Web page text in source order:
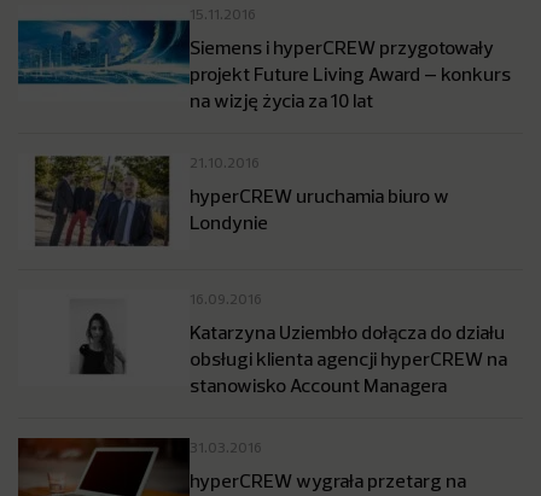
15.11.2016
Siemens i hyperCREW przygotowały
projekt Future Living Award – konkurs
na wizję życia za 10 lat
21.10.2016
hyperCREW uruchamia biuro w
Londynie
16.09.2016
Katarzyna Uziembło dołącza do działu
obsługi klienta agencji hyperCREW na
stanowisko Account Managera
31.03.2016
hyperCREW wygrała przetarg na